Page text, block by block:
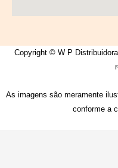
Copyright © W P
As imagens são meramente
conforme a